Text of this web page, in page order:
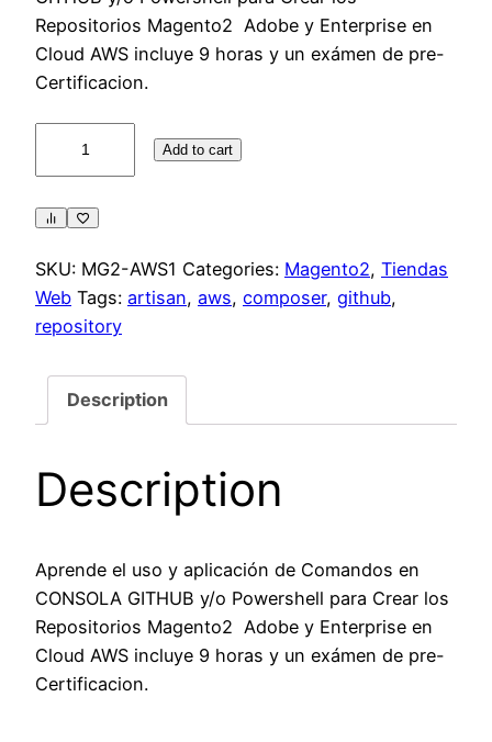
Repositorios Magento2 Adobe y Enterprise en
Cloud AWS incluye 9 horas y un exámen de pre-
Certificacion.
install
Add to cart
SKU: MG2-AWS1 Categories: Magento2, Tiendas
Web Tags: artisan, aws, composer, github,
repository
Description
Description
Aprende el uso y aplicación de Comandos en
CONSOLA GITHUB y/o Powershell para Crear los
Repositorios Magento2 Adobe y Enterprise en
Cloud AWS incluye 9 horas y un exámen de pre-
Certificacion.